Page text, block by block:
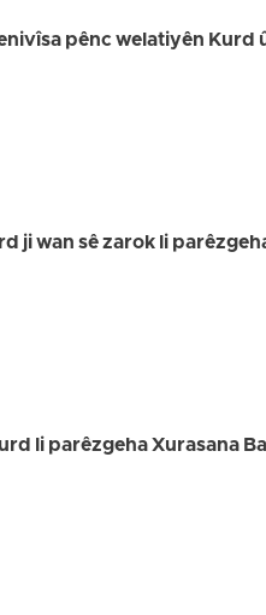
pênc welatiyên Kurd
ji wan sê zarok li
li parêzgeha Xurasana